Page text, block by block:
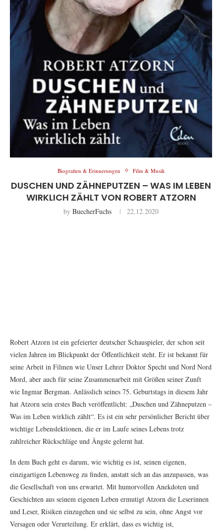
Biografien & Erinnerungen Film & Musik
DUSCHEN UND ZÄHNEPUTZEN – WAS IM LEBEN
WIRKLICH ZÄHLT VON ROBERT ATZORN
by BuecherFuchs 22.12.2020
Robert Atzorn ist ein gefeierter deutscher Schauspieler, der schon seit
vielen Jahren im Blickpunkt der Öffentlichkeit steht. Er ist bekannt für
seine Arbeit in Filmen wie Unser Lehrer Doktor Specht und Nord Nord
Mord, aber auch für seine Zusammenarbeit mit Größen seiner Zunft
wie Ingmar Bergman. Anlässlich seines 75. Geburtstags in diesem Jahr
hat Atzorn sein erstes Buch veröffentlicht: „Duschen und Zähneputzen –
Was im Leben wirklich zählt“. Es ist ein sehr persönlicher Bericht über
wichtige Lebenslektionen, die er im Laufe seines Lebens trotz
zahlreicher Rückschläge und Ängste gelernt hat.
In dem Buch geht es darum, wie wichtig es ist, seinen eigenen,
einzigartigen Lebensweg zu finden, anstatt sich an das anzupassen, was
die Gesellschaft von uns erwartet. Mit humorvollen Anekdoten und
Geschichten aus seinem eigenen Leben ermutigt Atzorn die Leserinnen
und Leser, Risiken einzugehen und sie selbst zu sein, ohne Angst vor
Versagen oder Verurteilung. Er erklärt, dass es wichtig ist,